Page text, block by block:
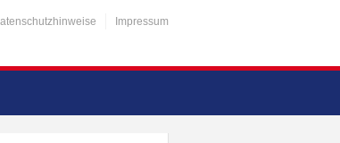
Impressum